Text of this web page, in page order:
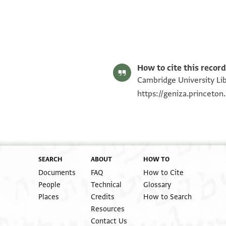
How to cite this
Cambridge University
https://
SEARCH
Documents
People
Places
ABOUT
FAQ
Technical
Credits
Resources
Contact Us
HOW TO
How to Cite
Glossary
How to Search